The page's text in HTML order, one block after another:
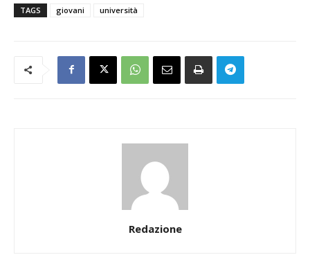
TAGS giovani università
Redazione